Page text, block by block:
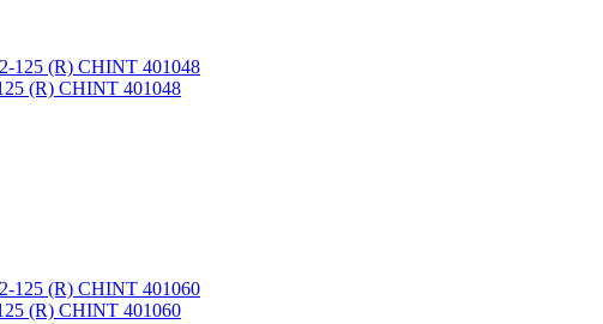
(R) CHINT 401048
(R) CHINT 401060